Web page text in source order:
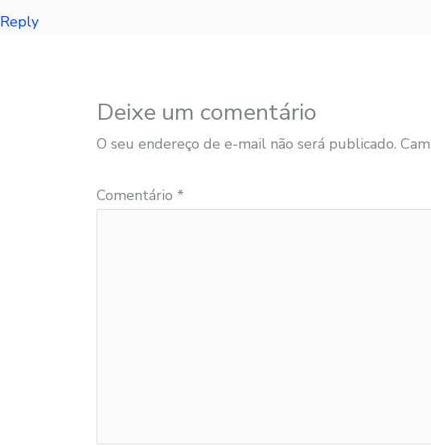
Reply
Deixe um comentário
O seu endereço de e-mail não será publicado.
Comentário *